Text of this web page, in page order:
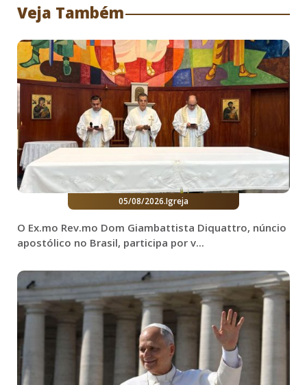
Veja Também
05/08/2026.Igreja
O Ex.mo Rev.mo Dom Giambattista Diquattro, núncio
apostólico no Brasil, participa por v...